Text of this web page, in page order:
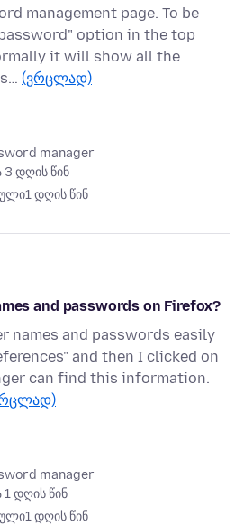
management page. To be
option in the top
it will show all the
(ვრცლად)
manager
3 დღის წინ
1 დღის წინ
and passwords on Firefox?
names and passwords easily
and then I clicked on
can find this information.
manager
1 დღის წინ
1 დღის წინ